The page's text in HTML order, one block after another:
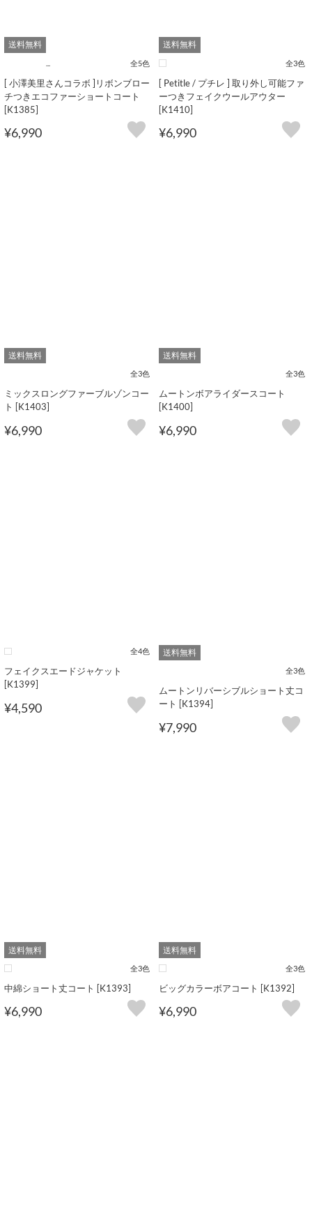
送料無料
全5色
[ 小澤美里さんコラボ ]リボンブロー
チつきエコファーショートコート
[K1385]
¥6,990
送料無料
全3色
[ Petitle / プチレ ] 取り外し可能ファ
ーつきフェイクウールアウター
[K1410]
¥6,990
送料無料
全3色
ミックスロングファーブルゾンコー
ト [K1403]
¥6,990
送料無料
全3色
ムートンボアライダースコート
[K1400]
¥6,990
全4色
フェイクスエードジャケット
[K1399]
¥4,590
送料無料
全3色
ムートンリバーシブルショート丈コ
ート [K1394]
¥7,990
送料無料
全3色
中綿ショート丈コート [K1393]
¥6,990
送料無料
全3色
ビッグカラーボアコート [K1392]
¥6,990